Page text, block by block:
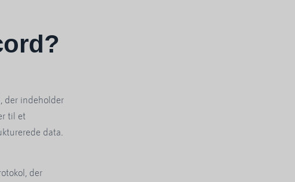
der indeholder
til et
data.
der